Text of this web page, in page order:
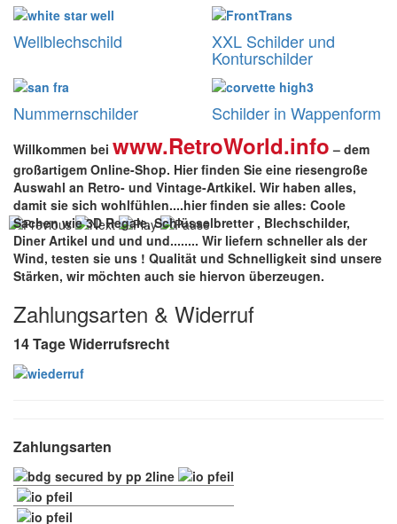
Wellblechschild XXL Schilder und
Konturschilder
Nummernschilder Schilder in Wappenform
Willkommen bei www.RetroWorld.info – dem
großartigem Online-Shop. Hier finden Sie eine riesengroße
Auswahl an Retro- und Vintage-Artkikel. Wir haben alles,
damit sie sich wohlfühlen....hier finden sie alles: Coole
Sachen wie 3D Regale, Schlüsselbretter , Blechschilder,
Diner Artikel und und und........ Wir liefern schneller als der
Wind, testen sie uns ! Qualität und Schnelligkeit sind unsere
Stärken, wir möchten auch sie hiervon überzeugen.
Zahlungsarten & Widerruf
14 Tage Widerrufsrecht
Zahlungsarten